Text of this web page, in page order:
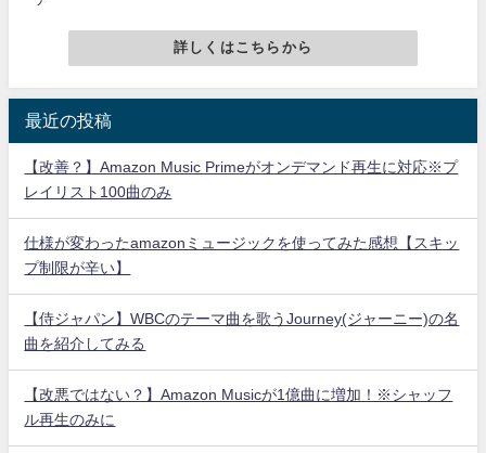
詳しくはこちらから
最近の投稿
【改善？】Amazon Music Primeがオンデマンド再生に対応※プ
レイリスト100曲のみ
仕様が変わったamazonミュージックを使ってみた感想【スキッ
プ制限が辛い】
【侍ジャパン】WBCのテーマ曲を歌うJourney(ジャーニー)の名
曲を紹介してみる
【改悪ではない？】Amazon Musicが1億曲に増加！※シャッフ
ル再生のみに